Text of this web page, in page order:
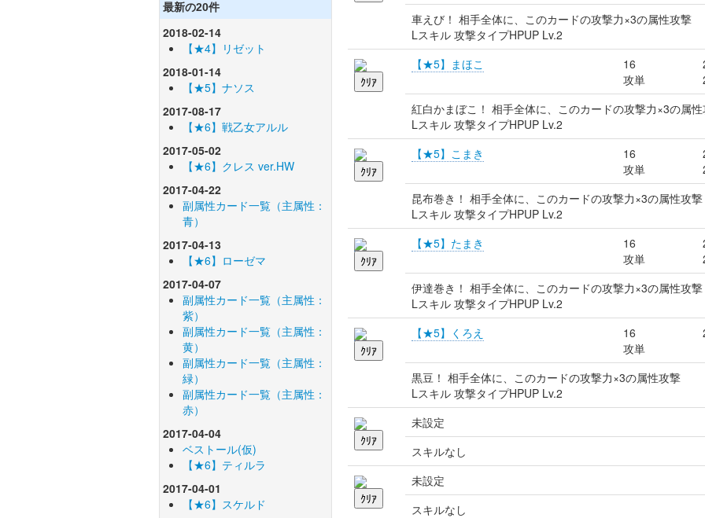
最新の20件
2018-02-14
【★4】リゼット
2018-01-14
【★5】ナソス
2017-08-17
【★6】戦乙女アルル
2017-05-02
【★6】クレス ver.HW
2017-04-22
副属性カード一覧（主属性：
青）
2017-04-13
【★6】ローゼマ
2017-04-07
副属性カード一覧（主属性：
紫）
副属性カード一覧（主属性：
黄）
副属性カード一覧（主属性：
緑）
副属性カード一覧（主属性：
赤）
2017-04-04
ベストール(仮)
【★6】ティルラ
2017-04-01
【★6】スケルド
車えび！ 相手全体に、このカードの攻撃力×3の属性攻撃
Lスキル 攻撃タイプHPUP Lv.2
【★5】まほこ
16
攻単
紅白かまぼこ！ 相手全体に、このカードの攻撃力×3の属
Lスキル 攻撃タイプHPUP Lv.2
【★5】こまき
16
攻単
昆布巻き！ 相手全体に、このカードの攻撃力×3の属性攻撃
Lスキル 攻撃タイプHPUP Lv.2
【★5】たまき
16
攻単
伊達巻き！ 相手全体に、このカードの攻撃力×3の属性攻撃
Lスキル 攻撃タイプHPUP Lv.2
【★5】くろえ
16
攻単
黒豆！ 相手全体に、このカードの攻撃力×3の属性攻撃
Lスキル 攻撃タイプHPUP Lv.2
未設定
スキルなし
未設定
スキルなし